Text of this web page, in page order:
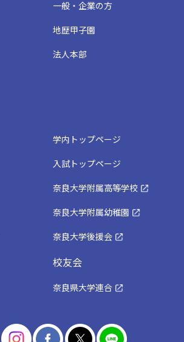
一般・企業の方
地歴甲子園
法人本部
学内トップページ
入試トップページ
奈良大学附属高等学校
奈良大学附属幼稚園
奈良大学後援会
校友会
奈良県大学連合